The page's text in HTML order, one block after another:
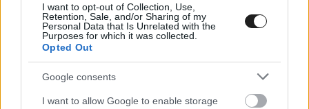
I want to opt-out of Collection, Use,
Retention, Sale, and/or Sharing of my
Personal Data that Is Unrelated with the
Purposes for which it was collected.
Opted Out
Google consents
I want to allow Google to enable storage